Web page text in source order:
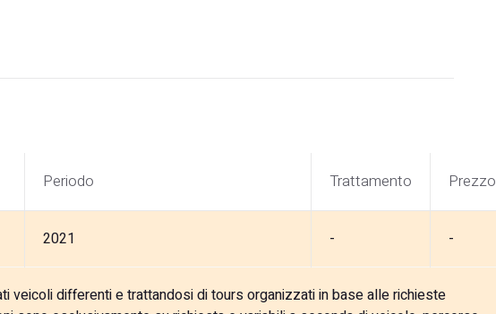
Periodo Trattamento Prezzo
2021 - -
veicoli differenti e trattandosi di tours organizzati in base alle richieste